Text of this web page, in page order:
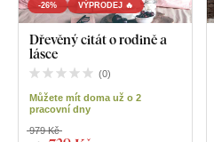
-26% VÝPRODEJ 🔥
Dřevěný citát o rodině a
lásce
(0)
Můžete mít doma už o 2
pracovní dny
979 Kč